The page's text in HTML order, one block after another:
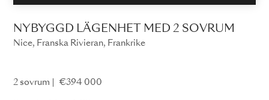
NYBYGGD LÄGENHET MED 2 SOVRUM
Nice, Franska Rivieran, Frankrike
2 sovrum €394 000